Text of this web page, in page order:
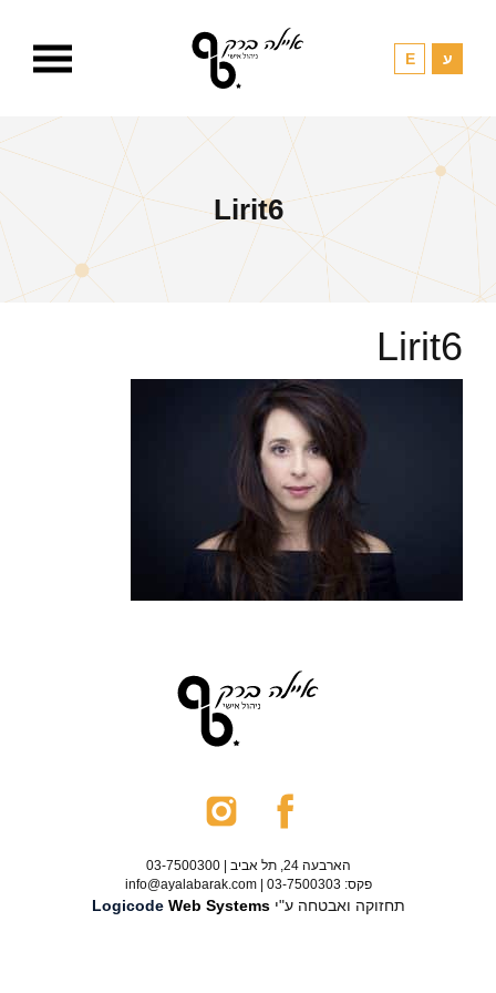
Lirit6
Lirit6
הארבעה 24, תל אביב | 03-7500300
פקס: 03-7500303 | info@ayalabarak.com
תחזוקה ואבטחה ע"י Logicode Web Systems